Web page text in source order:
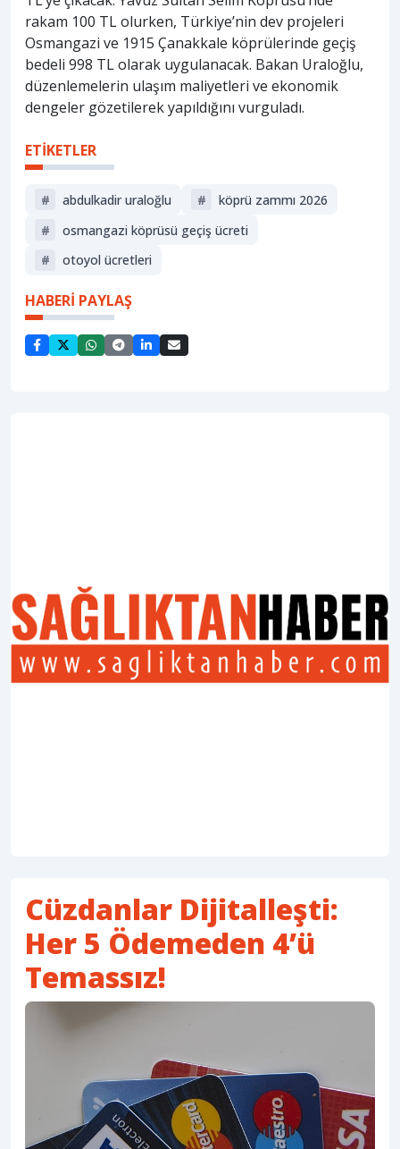
rakam 100 TL olurken, Türkiye’nin dev projeleri
Osmangazi ve 1915 Çanakkale köprülerinde geçiş
bedeli 998 TL olarak uygulanacak. Bakan Uraloğlu,
düzenlemelerin ulaşım maliyetleri ve ekonomik
dengeler gözetilerek yapıldığını vurguladı.
ETİKETLER
# abdulkadir uraloğlu #
köprü zammı 2026
#
osmangazi köprüsü geçiş ücreti
#
otoyol ücretleri
HABERİ PAYLAŞ
Cüzdanlar Dijitalleşti:
Her 5 Ödemeden 4’ü
Temassız!